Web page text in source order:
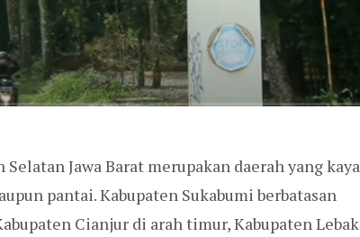
Jawa Barat merupakan daerah yang kaya
pantai. Kabupaten Sukabumi berbatasan
Cianjur di arah timur, Kabupaten Lebak